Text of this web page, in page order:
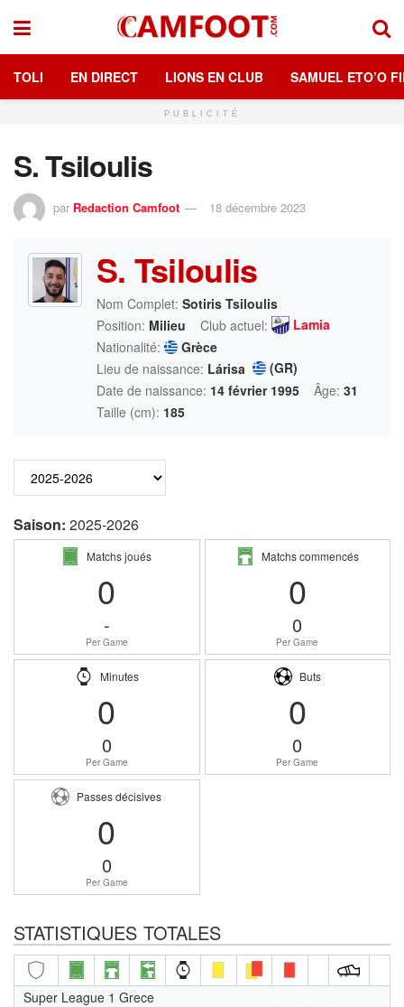
TOLI EN DIRECT LIONS EN CLUB SAMUEL ETO’O
PUBLICITÉ
S. Tsiloulis
par Redaction Camfoot 18 décembre 2023
S. Tsiloulis
Nom Complet: Sotiris Tsiloulis
Position: Milieu Club actuel:
Lamia
Nationalité:
Grèce
Lieu de naissance: Lárisa
(GR)
Date de naissance: 14 février 1995 Âge: 31
Taille (cm): 185
Saison: 2025-2026
Matchs joués
0
-
Per Game
Matchs commencés
0
0
Per Game
Minutes
0
0
Per Game
Buts
0
0
Per Game
Passes décisives
0
0
Per Game
STATISTIQUES TOTALES
Super League 1 Grece